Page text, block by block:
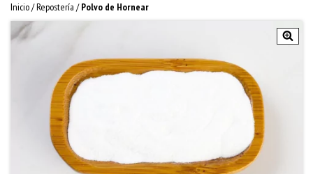
Inicio/Repostería / Polvo de Hornear